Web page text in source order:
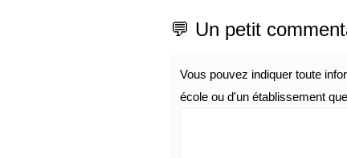
💬 Un petit
Vous pouvez indiquer toute
école ou d'un établissement